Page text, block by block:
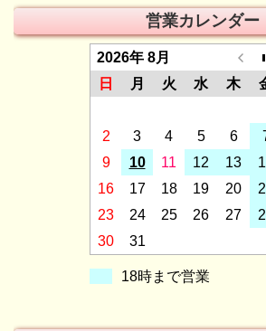
営業カレンダー
2026年 8月
日
月 火 水 木
2
3 4 5 6
9
10 11 12 13
16
17 18 19 20
23
24 25 26 27
30
31
18時まで営業